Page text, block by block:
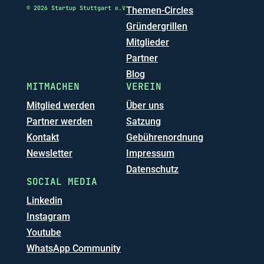
© 2026 Startup Stuttgart e.VThemen-Circles
Gründergrillen
Mitglieder
Partner
Blog
MITMACHEN
Mitglied werden
Partner werden
Kontakt
Newsletter
VEREIN
Über uns
Satzung
Gebührenordnung
Impressum
Datenschutz
SOCIAL MEDIA
Linkedin
Instagram
Youtube
WhatsApp Community